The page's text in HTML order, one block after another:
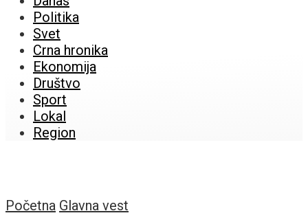
Politika
Svet
Crna hronika
Ekonomija
Društvo
Sport
Lokal
Region
Početna Glavna vest